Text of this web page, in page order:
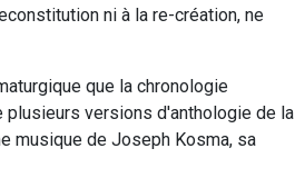
ni à la re-création, ne
que la chronologie
plusieurs versions d'anthologie de la
musique de Joseph Kosma, sa